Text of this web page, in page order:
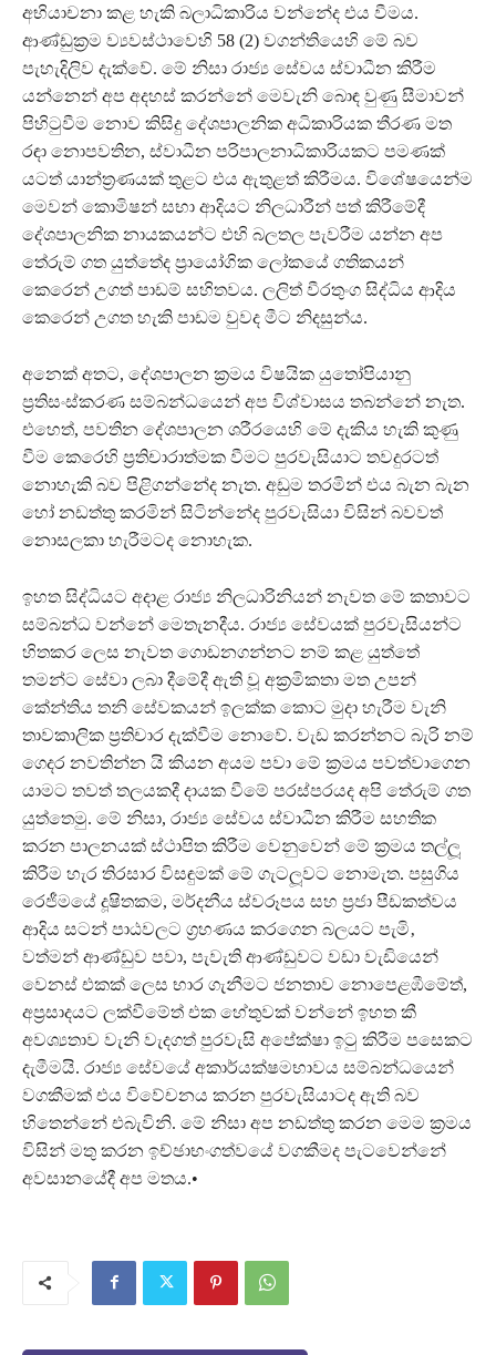
අභියාචනා කළ හැකි බලාධිකාරිය වන්නේද එය වීමය.
ආණ්ඩුක්‍රම ව්‍යවස්ථාවෙහි 58 (2) වගන්තියෙහි මේ බව
පැහැදිලිව දැක්වේ. මේ නිසා රාජ්‍ය සේවය ස්වාධීන කිරීම
යන්නෙන් අප අදහස් කරන්නේ මෙවැනි බොඳ වුණු සීමාවන්
පිහිටුවීම නොව කිසිදු දේශපාලනික අධිකාරියක තීරණ මත
රඳා නොපවතින, ස්වාධීන පරිපාලනාධිකාරියකට පමණක්
යටත් යාන්ත්‍රණයක් තුළට එය ඇතුළත් කිරීමය. විශේෂයෙන්ම
මෙවන් කොමිෂන් සභා ආදියට නිලධාරීන් පත් කිරීමේදී
දේශපාලනික නායකයන්ට එහි බලතල පැවරීම යන්න අප
තේරුම් ගත යුත්තේද ප්‍රායෝගි ක ලෝකයේ ගතිකයන්
කෙරෙන් උගත් පාඩම් සහිතවය. ලලිත් වීරතුංග සිද්ධිය ආදිය
කෙරෙන් උගත හැකි පාඩම වුවද මීට නිදසුන්ය.
අනෙක් අතට, දේශපාලන ක්‍රමය විෂයික යුතෝපියානු
ප්‍රතිසංස්කරණ සම්බන්ධයෙන් අප විශ්වාසය තබන්නේ නැත.
එහෙත්, පවතින දේශපාලන ශරීරයෙහි මේ දැකිය හැකි කුණු
වීම කෙරෙහි ප්‍රතිචාරාත්මක වීමට පුරවැසියාට තවදුරටත්
නොහැකි බව පිළිගන්නේද නැත. අඩුම තරමින් එය බැන බැන
හෝ නඩත්තු කරමින් සිටින්නේද පුරවැසියා විසින් බවවත්
නොසලකා හැරීමටද නොහැක.
ඉහත සිද්ධියට අදාළ රාජ්‍ය නිලධාරිනියන් නැවත මේ කතාවට
සම්බන්ධ වන්නේ මෙතැනදීය. රාජ්‍ය සේවයක් පුරවැසියන්ට
හිතකර ලෙස නැවත ගොඩනගන්නට නම් කළ යුත්තේ
තමන්ට සේවා ලබා දීමේදී ඇති වූ අක්‍රමිකතා මත උපන්
කේන්තිය තනි සේවකයන් ඉලක්ක කොට මුදා හැරීම වැනි
තාවකාලික ප්‍රතිචාර දැක්වීම නොවේ. වැඩ කරන්නට බැරි නම්
ගෙදර නවතින්න යි කියන අයම පවා මේ ක්‍රමය පවත්වාගෙන
යාමට තවත් තලයකදී දායක වීමේ පරස්පරයද අපි තේරුම් ගත
යුත්තෙමු. මේ නිසා, රාජ්‍ය සේවය ස්වාධීන කිරීම සහතික
කරන පාලනයක් ස්ථාපිත කිරීම වෙනුවෙන් මේ ක්‍රමය තල්ලූ‍
කිරීම හැර තිරසාර විසඳුමක් මේ ගැටලූවට නොමැත. පසුගිය
රෙජීමයේ දූෂිතකම, මර්දනීය ස්වරූපය සහ ප්‍රජා පීඩකත්වය
ආදිය සටන් පාඨවලට ග්‍රහණය කරගෙන බලයට පැමි‚
වත්මන් ආණ්ඩුව පවා, පැවැති ආණ්ඩුවට වඩා වැඩියෙන්
වෙනස් එකක් ලෙස භාර ගැනීමට ජනතාව නොපෙළඹීමේත්,
අප්‍රසාදයට ලක්වීමේත් එක හේතුවක් වන්නේ ඉහත කී
අවශ්‍යතාව වැනි වැදගත් පුරවැසි අපේක්ෂා ඉටු කිරීම පසෙකට
දැමීමයි. රාජ්‍ය සේවයේ අකාර්යක්ෂමභාවය සම්බන්ධයෙන්
වගකීමක් එය විවේචනය කරන පුරවැසියාටද ඇති බව
හිතෙන්නේ එබැවිනි. මේ නිසා අප නඩත්තු කරන මෙම ක්‍රමය
විසින් මතු කරන ඉච්ඡාභංගත්වයේ වගකීමද පැටවෙන්නේ
අවසානයේදී අප මතය.•